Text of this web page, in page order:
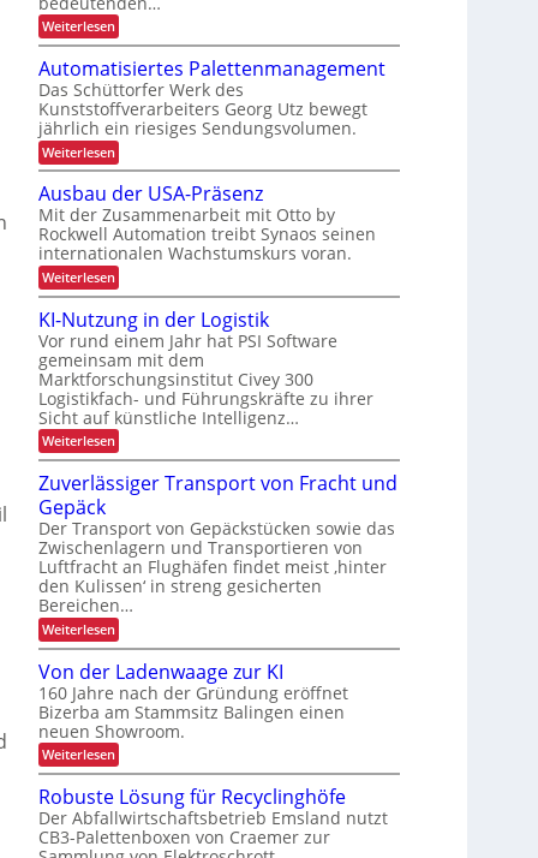
t
r
i
e
b
l
i
c
h
e
n
L
a
s
t
e
n
t
r
a
n
p
o
r
t
r
o
e
k
t
i
o
n
t
e
h
ä
l
t
l
i
c
h
k
u
r
z
f
r
i
s
t
i
g
e
E
i
n
s
ä
t
z
e
e
P
r
o
z
e
s
s
r
ü
k
m
e
l
d
u
n
g
Weiterlesen:
S
e
q
u
e
n
z
l
i
e
f
e
r
u
n
g
a
n
k
A
i
m
t
e
c
D
C
x
Automatisiertes Palettenmanagement
Das Schüttorfer Werk des
Kunststoffverarbeiters Georg Utz bewegt
jährlich ein riesiges Sendungsvolumen.
Weiterlesen:
A
u
t
o
m
a
t
i
s
i
e
r
t
e
s
P
a
l
t
n
m
a
n
a
g
e
m
n
t
Ausbau der USA-Präsenz
Mit der Zusammenarbeit mit Otto by
Rockwell Automation treibt Synaos seinen
internationalen Wachstumskurs voran.
Weiterlesen:
A
s
b
a
u
d
e
r
U
S
A
-
r
ä
s
e
n
z
KI-Nutzung in der Logistik
Vor rund einem Jahr hat PSI Software
gemeinsam mit dem
Marktforschungsinstitut Civey 300
Logistikfach- und Führungskräfte zu ihrer
Sicht auf künstliche Intelligenz…
Weiterlesen:
K
-
u
t
z
u
n
g
i
n
e
r
L
o
g
i
s
i
k
Zuverlässiger Transport von Fracht und
Gepäck
Der Transport von Gepäckstücken sowie das
Zwischenlagern und Transportieren von
Luftfracht an Flughäfen findet meist ‚hinter
den Kulissen‘ in streng gesicherten
Bereichen…
Weiterlesen:
Z
u
v
e
r
l
ä
s
s
g
e
r
Von der Ladenwaage zur KI
160 Jahre nach der Gründung eröffnet
Bizerba am Stammsitz Balingen einen
neuen Showroom.
Weiterlesen:
V
o
n
d
e
r
Robuste Lösung für Recyclinghöfe
Der Abfallwirtschaftsbetrieb Emsland nutzt
CB3-Palettenboxen von Craemer zur